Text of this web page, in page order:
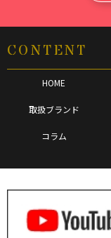
CONTENT
HOME
取扱ブランド
コラム